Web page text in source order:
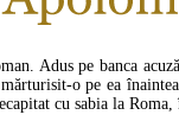
Adus pe banca
o pe ea
cu sabia la